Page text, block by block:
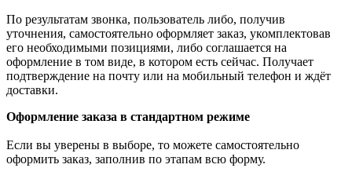
По результатам звонка, пользователь либо, получив
уточнения, самостоятельно оформляет заказ, укомплектовав
его необходимыми позициями, либо соглашается на
оформление в том виде, в котором есть сейчас. Получает
подтверждение на почту или на мобильный телефон и ждёт
доставки.
Оформление заказа в стандартном режиме
Если вы уверены в выборе, то можете самостоятельно
оформить заказ, заполнив по этапам всю форму.